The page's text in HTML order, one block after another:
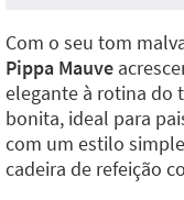
Com o seu tom
Pippa Mauve
elegante à rotina do
bonita, ideal para
com um estilo
cadeira de refeição